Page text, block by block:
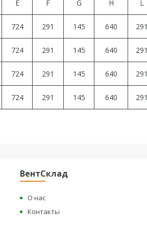
E F G H L
724 291 145 640 291
724 291 145 640 291
724 291 145 640 291
724 291 145 640 291
ВентСклад
О нас
Контакты